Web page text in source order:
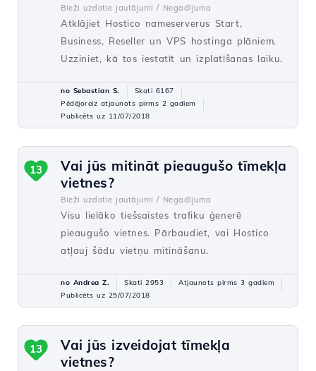
Bieži uzdotie jautājumi / Negadījuma
Atklājiet Hostico nameserverus Start,
Business, Reseller un VPS hostinga plāniem.
Uzziniet, kā tos iestatīt un izplatīšanas laiku.
no Sebastian S.
Skati 6167
Pēdējoreiz atjaunots pirms 2 gadiem
Publicēts uz 11/07/2018
Vai jūs mitināt pieaugušo tīmekļa
vietnes?
Bieži uzdotie jautājumi / Negadījuma
Visu lielāko tiešsaistes trafiku ģenerē
pieaugušo vietnes. Pārbaudiet, vai Hostico
atļauj šādu vietņu mitināšanu.
13
no Andrea Z. Skati 2953
Atjaunots pirms 3 gadiem
Publicēts uz 25/07/2018
Vai jūs izveidojat tīmekļa
vietnes?
13